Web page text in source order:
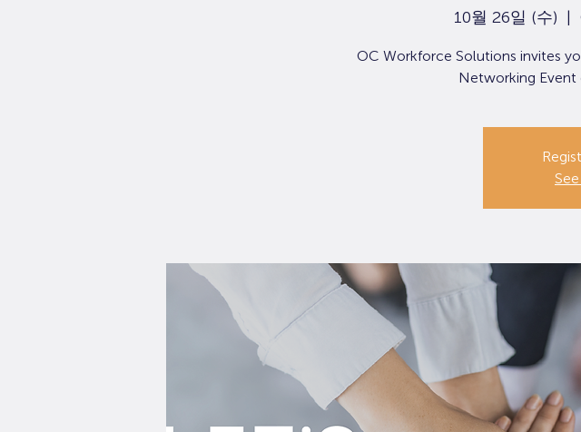
10월 26일 (수)
  |
OC Workforce Solutions invites
Networking Event